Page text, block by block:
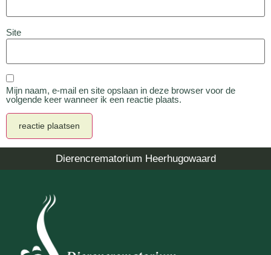
Site
Mijn naam, e-mail en site opslaan in deze browser voor de
volgende keer wanneer ik een reactie plaats.
Dierencrematorium Heerhugowaard